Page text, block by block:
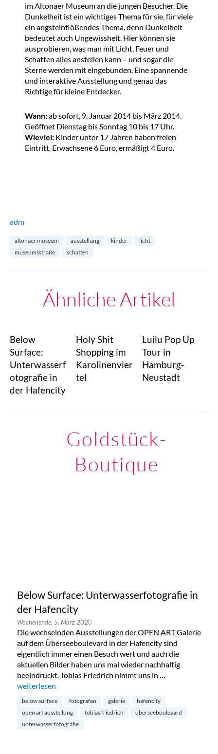
im Altonaer Museum an die jungen Besucher. Die
Dunkelheit ist ein wichtiges Thema für sie, für viele
ein angsteinflößendes Thema, denn Dunkelheit
bedeutet auch Ungewissheit. Hier können sie
ausprobieren, was man mit Licht, Feuer und
Schatten alles anstellen kann – und sogar die
Sterne werden mit eingebunden. Eine spannende
und interaktive Ausstellung und genau das
Richtige für kleine Entdecker.
Wann:ab sofort, 9. Januar 2014 bis März 2014.
Geöffnet Dienstag bis Sonntag 10 bis 17 Uhr.
Wieviel: Kinder unter 17 Jahren haben freien
Eintritt, Erwachsene 6 Euro, ermäßigt 4 Euro.
adm
altonaer museum ausstellung kinder
licht
museumsstraße
schatten
Ähnliche Artikel
Below
Surface:
Unterwasserf
otografie in
der Hafencity
Holy Shit
Shopping im
Karolinenvier
tel
Luilu Pop Up
Tour in
Hamburg-
Neustadt
Goldstück-
Boutique
Below Surface: Unterwasserfotografie in
der Hafencity
Wochenende, 5. März 2020
Die wechselnden Ausstellungen der OPEN ART Galerie
auf dem Überseeboulevard in der Hafencity sind
eigentlich immer einen Besuch wert und auch die
aktuellen Bilder haben uns mal wieder nachhaltig
beeindruckt. Tobias Friedrich nimmt uns in …
„Below Surface: Unterwasserfotografie in der Hafencity“
weiterlesen
below surface fotografen galerie
hafencity
open art ausstellung
tobias friedrich
überseeboulevard
unterwasserfotografie